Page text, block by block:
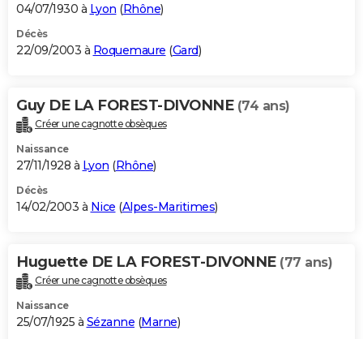
04/07/1930 à Lyon (Rhône)
Décès
22/09/2003 à Roquemaure (Gard)
Guy DE LA FOREST-DIVONNE (74 ans)
Créer une cagnotte obsèques
Naissance
27/11/1928 à Lyon (Rhône)
Décès
14/02/2003 à Nice (Alpes-Maritimes)
Huguette DE LA FOREST-DIVONNE (77 ans)
Créer une cagnotte obsèques
Naissance
25/07/1925 à Sézanne (Marne)